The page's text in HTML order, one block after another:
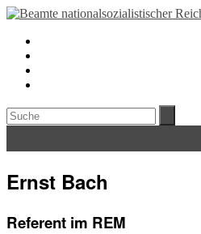
Ernst Bach
Referent im REM